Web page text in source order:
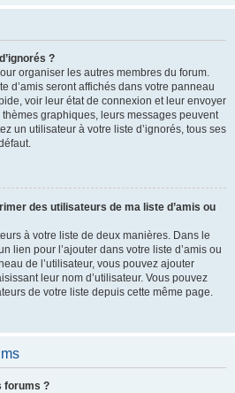
?
organiser les autres membres du forum.
d’amis seront affichés dans votre panneau
voir leur état de connexion et leur envoyer
graphiques, leurs messages peuvent
un utilisateur à votre liste d’ignorés, tous ses
des utilisateurs de ma liste d’amis ou
à votre liste de deux manières. Dans le
lien pour l’ajouter dans votre liste d’amis ou
de l’utilisateur, vous pouvez ajouter
leur nom d’utilisateur. Vous pouvez
de votre liste depuis cette même page.
forums ?